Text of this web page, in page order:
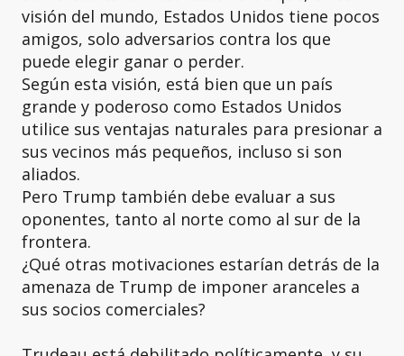
visión del mundo, Estados Unidos tiene pocos
amigos, solo adversarios contra los que
puede elegir ganar o perder.
Según esta visión, está bien que un país
grande y poderoso como Estados Unidos
utilice sus ventajas naturales para presionar a
sus vecinos más pequeños, incluso si son
aliados.
Pero Trump también debe evaluar a sus
oponentes, tanto al norte como al sur de la
frontera.
¿Qué otras motivaciones estarían detrás de la
amenaza de Trump de imponer aranceles a
sus socios comerciales?